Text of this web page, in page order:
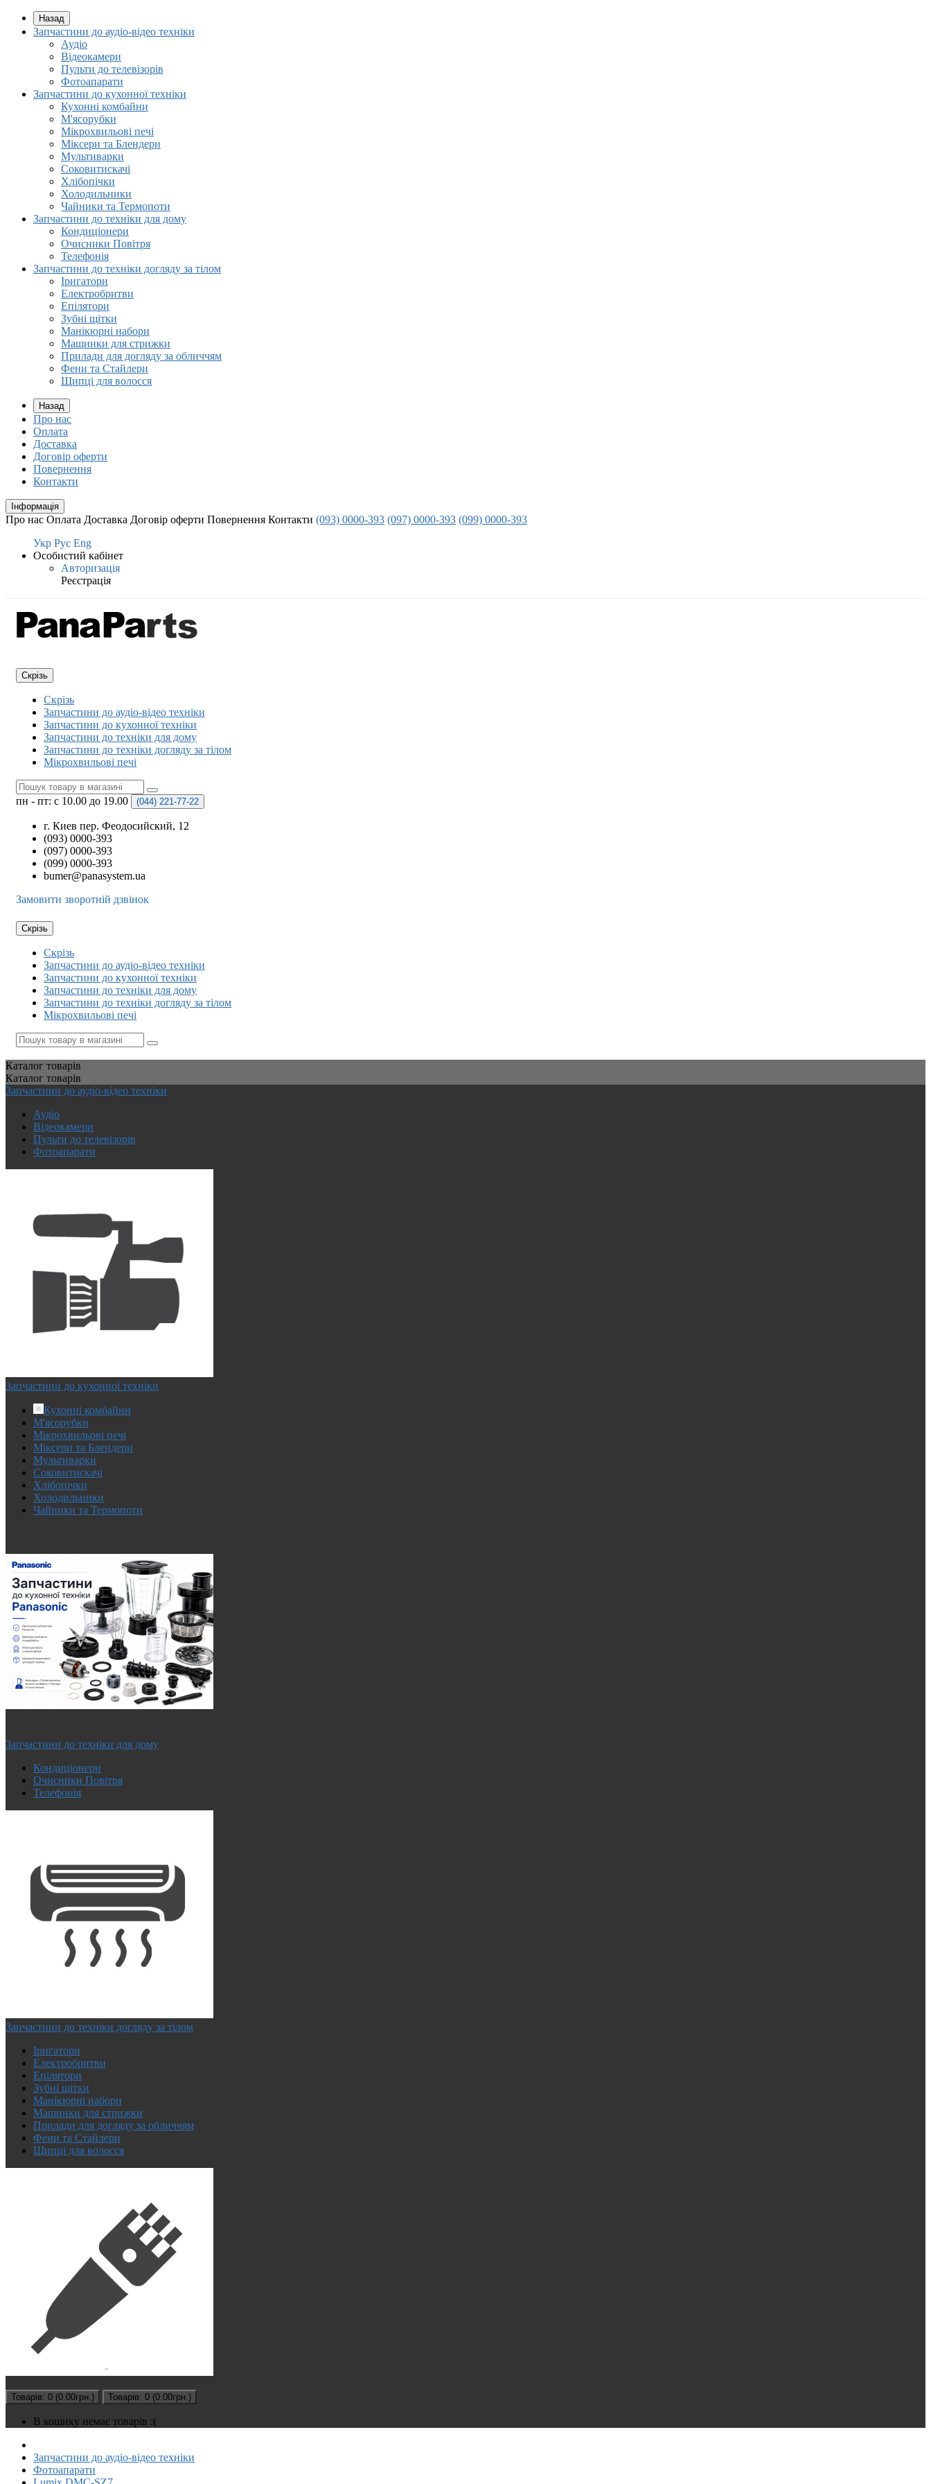
Назад
Запчастини до аудіо-відео техніки
Аудіо
Відеокамери
Пульти до телевізорів
Фотоапарати
Запчастини до кухонної техніки
Кухонні комбайни
М'ясорубки
Мікрохвильові печі
Міксери та Блендери
Мультиварки
Соковитискачі
Хлібопічки
Холодильники
Чайники та Термопоти
Запчастини до техніки для дому
Кондиціонери
Очисники Повітря
Телефонія
Запчастини до техніки догляду за тілом
Іригатори
Електробритви
Епілятори
Зубні щітки
Манікюрні набори
Машинки для стрижки
Прилади для догляду за обличчям
Фени та Стайлери
Щипці для волосся
Назад
Про нас
Оплата
Доставка
Договір оферти
Повернення
Контакти
Інформація
Про нас Оплата Доставка Договір оферти Повернення Контакти (093) 0000-393 (097) 0000-393 (099) 0000-393
Укр Рус Eng
Особистий кабінет
Авторизація
Реєстрація
Скрізь
Скрізь
Запчастини до аудіо-відео техніки
Запчастини до кухонної техніки
Запчастини до техніки для дому
Запчастини до техніки догляду за тілом
Мікрохвильові печі
пн - пт: с 10.00 до 19.00 (044) 221-77-22
г. Киев пер. Феодосийский, 12
(093) 0000-393
(097) 0000-393
(099) 0000-393
bumer@panasystem.ua
Замовити зворотній дзвінок
Скрізь
Скрізь
Запчастини до аудіо-відео техніки
Запчастини до кухонної техніки
Запчастини до техніки для дому
Запчастини до техніки догляду за тілом
Мікрохвильові печі
Каталог товарів
Каталог товарів
Запчастини до аудіо-відео техніки
Аудіо
Відеокамери
Пульти до телевізорів
Фотоапарати
Запчастини до кухонної техніки
Кухонні комбайни
М'ясорубки
Мікрохвильові печі
Міксери та Блендери
Мультиварки
Соковитискачі
Хлібопічки
Холодильники
Чайники та Термопоти
Запчастини до техніки для дому
Кондиціонери
Очисники Повітря
Телефонія
Запчастини до техніки догляду за тілом
Іригатори
Електробритви
Епілятори
Зубні щітки
Манікюрні набори
Машинки для стрижки
Прилади для догляду за обличчям
Фени та Стайлери
Щипці для волосся
Товарів: 0 (0.00грн.) Товарів: 0 (0.00грн.)
В кошику немає товарів :(
Запчастини до аудіо-відео техніки
Фотоапарати